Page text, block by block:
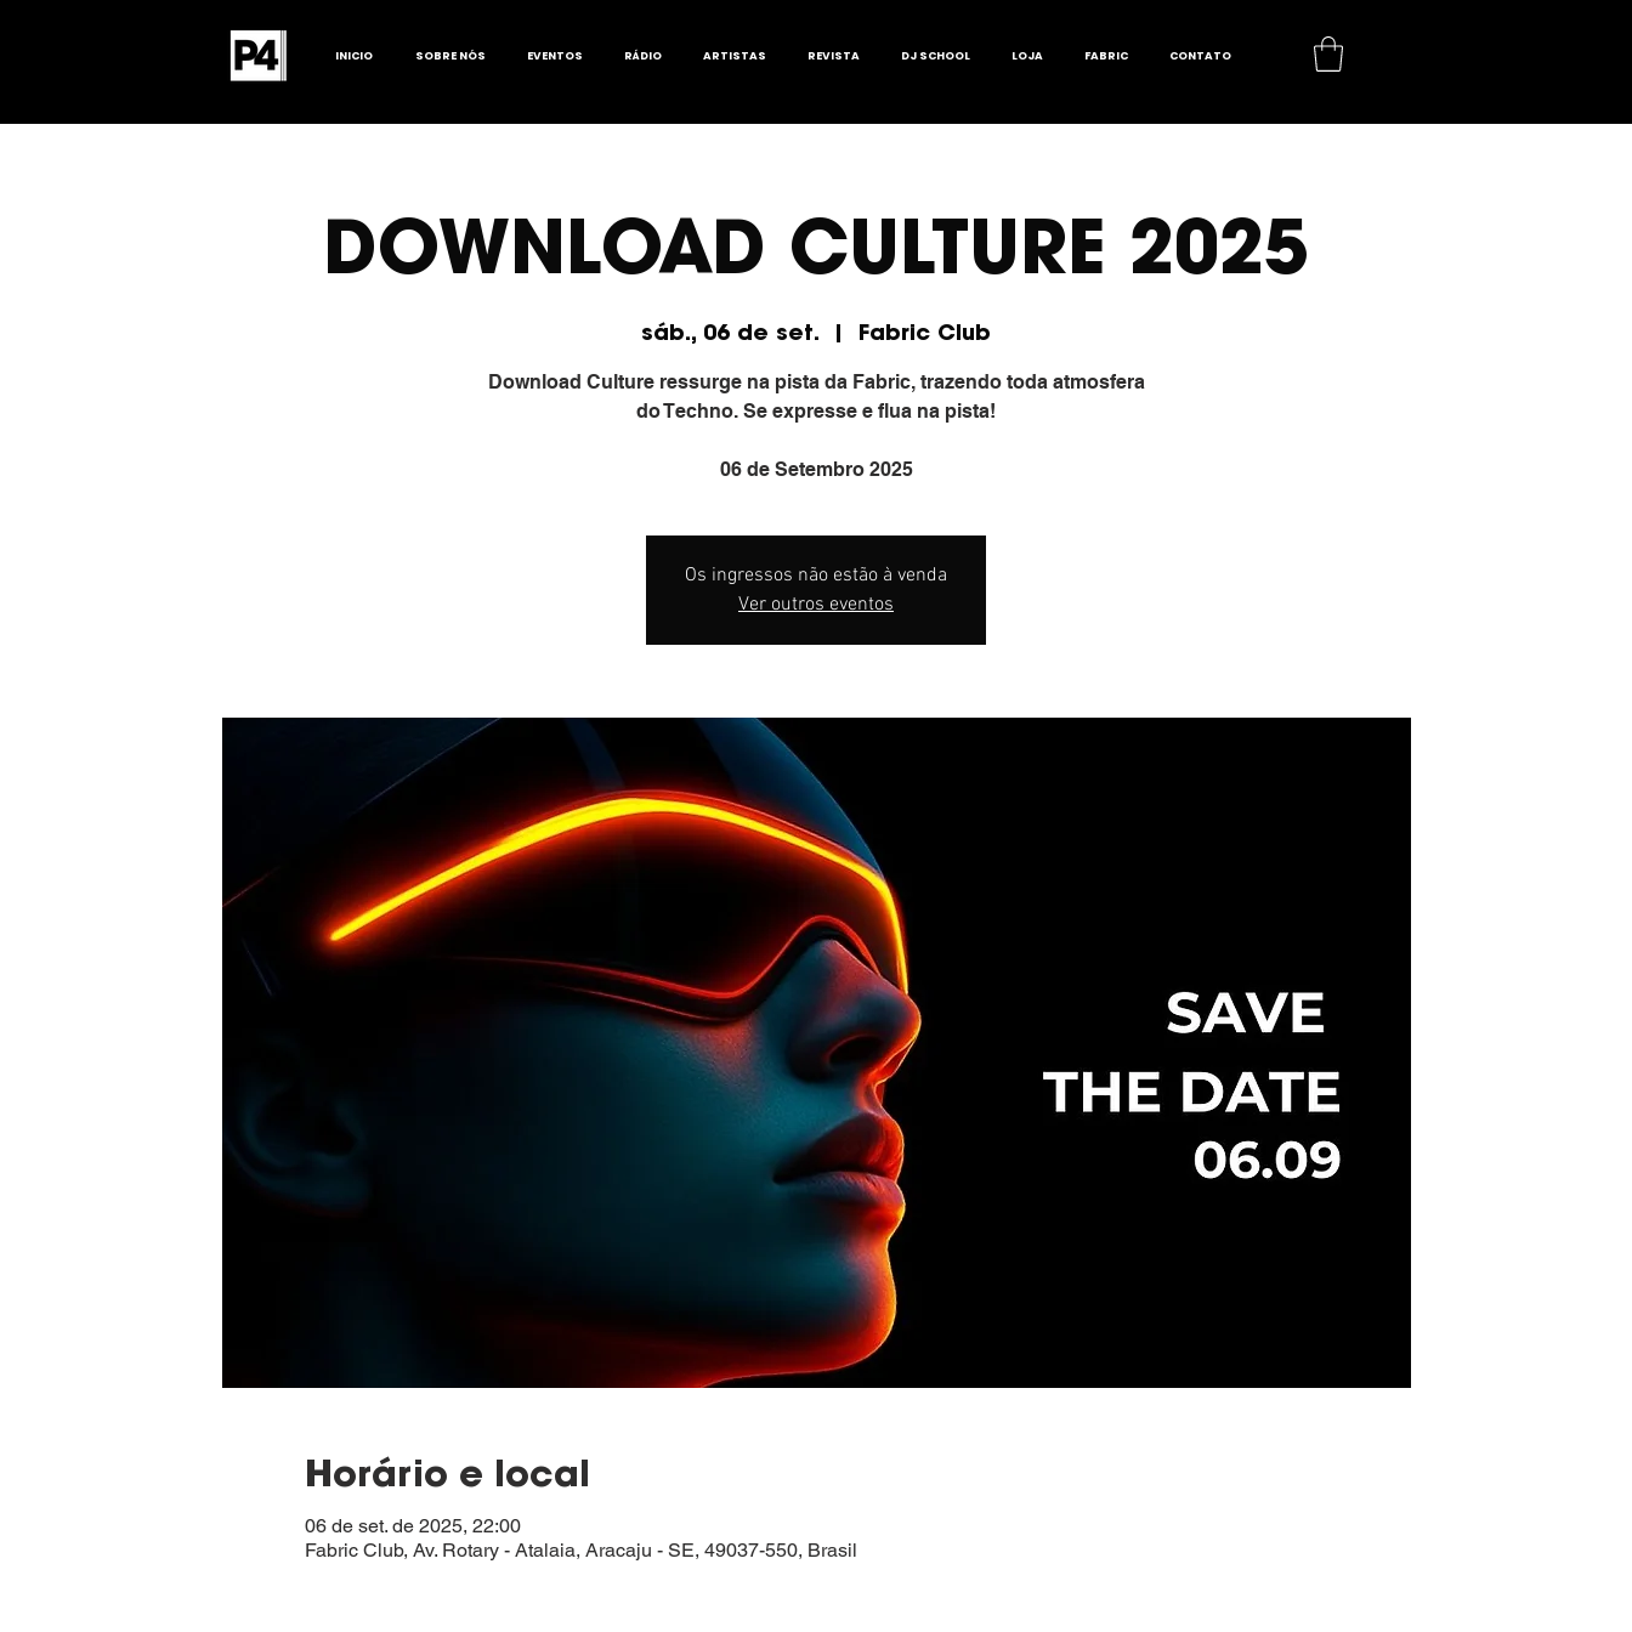
INICIO SOBRE NÓS EVENTOS RÁDIO ARTISTAS REVISTA DJ SCHOOL LOJA FABRIC CONTATO
DOWNLOAD CULTURE 2025
sáb., 06 de set.
  |
Fabric Club
Download Culture ressurge na pista da Fabric, trazendo toda atmosfera
do Techno. Se expresse e flua na pista!
06 de Setembro 2025
Os ingressos não estão à venda
Ver outros eventos
Horário e local
06 de set. de 2025, 22:00
Fabric Club, Av. Rotary - Atalaia, Aracaju - SE, 49037-550, Brasil